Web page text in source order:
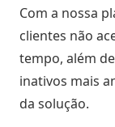
de
Com a nossa
clientes não
tempo, além
inativos mais
da solução.